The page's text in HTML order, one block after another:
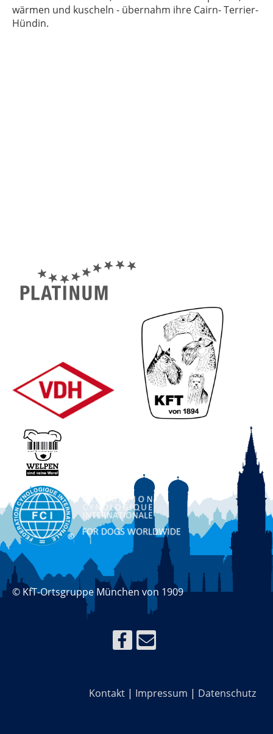
wärmen und kuscheln - übernahm ihre Cairn- Terrier-
Hündin.
© KfT-Ortsgruppe München von 1909
Kontakt | Impressum | Datenschutz